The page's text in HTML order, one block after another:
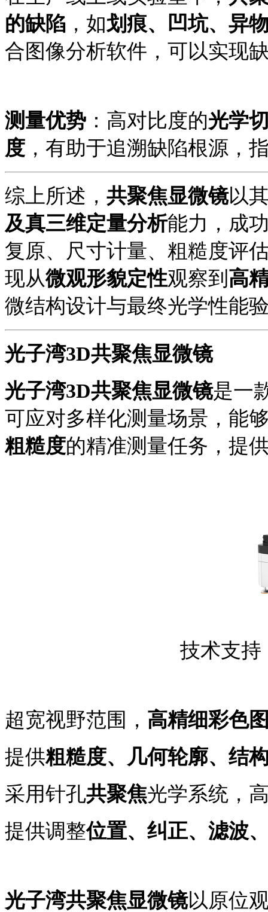
的缺陷 ，如划痕、凹坑、异
合图像分析软件，可以实现
测量优势 ：高对比度的光学
度 ，有助于追溯缺陷根源，
综上所述， 共聚焦显微镜以
及真三维定量分析能力，成
复原、尺寸计量、粗糙度评
现从微观形貌定性观察到 高
微结构设计与最终光学性能
光子湾3D共聚焦显微镜
光子湾3D共聚焦显微镜是一
可应对多样化测量场景，能
粗糙度的精准测量任务，提
技术支持
超宽视野范围， 高精细彩色
提供粗糙度、几何轮廓、结
采用针孔共聚焦光学系统，
提供调整位置、纠正、滤波
光子湾共聚焦显微镜以原位